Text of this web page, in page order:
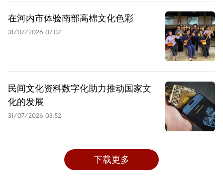
在河内市体验南部高棉文化色彩
31/07/2026 07:07
民间文化资料数字化助力推动国家文
化的发展
31/07/2026 03:52
下载更多